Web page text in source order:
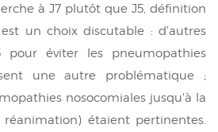
à J7 plutôt que J5, définition
est un choix discutable : d'autres
éviter les pneumopathies
une autre problématique ;
nosocomiales jusqu'à la
étaient pertinentes.